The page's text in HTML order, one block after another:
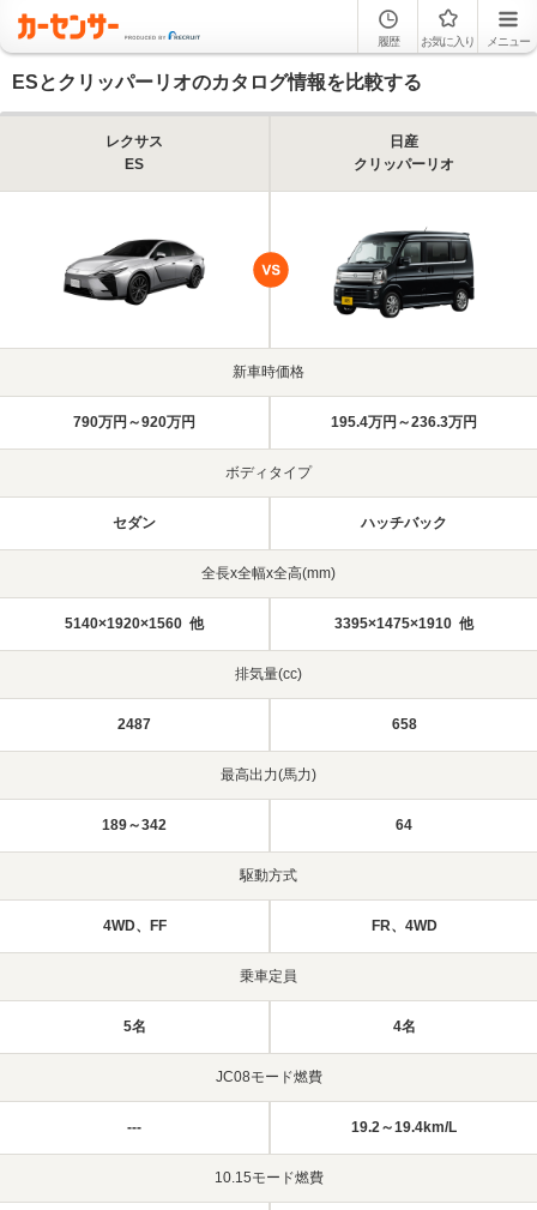
履歴 お気に入り メニュー
ESとクリッパーリオのカタログ情報を比較する
レクサス
ES
日産
クリッパーリオ
新車時価格
790万円～920万円 195.4万円～236.3万円
ボディタイプ
セダン ハッチバック
全長x全幅x全高(mm)
5140×1920×1560 他 3395×1475×1910 他
排気量(cc)
2487 658
最高出力(馬力)
189～342 64
駆動方式
4WD、FF FR、4WD
乗車定員
5名 4名
JC08モード燃費
--- 19.2～19.4km/L
10.15モード燃費